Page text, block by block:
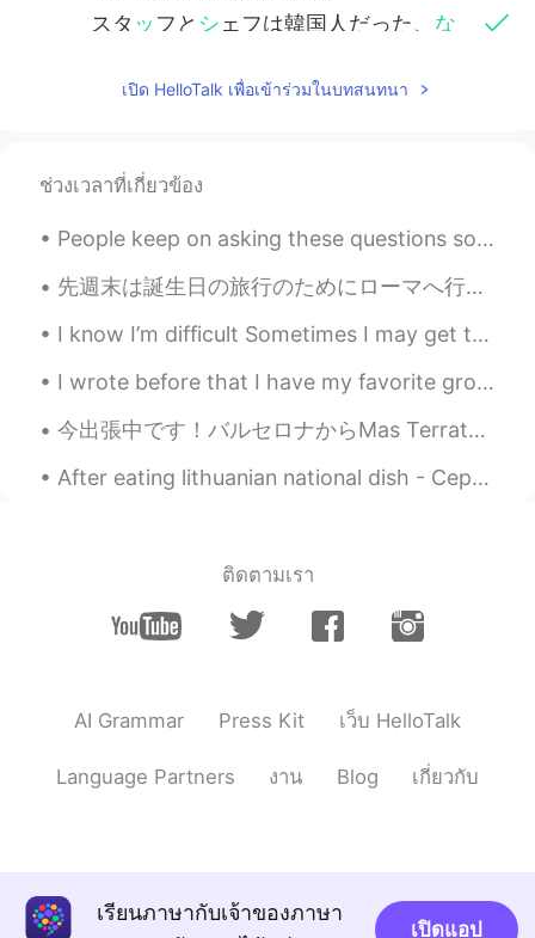
スタ ッ フと シ ェフは韓国人だった、 な
昨日、新しいバルセロナの韓国レスト
昨日、新しいバルセロナの韓国レスト
まし たので、まだ人気ではなくて、静
かな場所だった。
たばかりな ので、まだ人気ではなく
ェフは韓国人
เปิด HelloTalk เพื่อเข้าร่วมในบทสนทนา
ช่วงเวลาที่เกี่ยวข้อง
People keep on asking these questions so I decided to answer them again and pin it to my profile ...
先週末は誕生日の旅行のためにローマへ行ったよ。😄 とても感動した。この街の歴史はほんまに古代です。特にサン・ピエトロ大聖堂とコロシアムに行くことがオススメです。 サン・ピエトロ大聖堂は強いパワ...
I know I’m difficult Sometimes I may get too emotional and too acrid So I understand if you don’t...
I wrote before that I have my favorite group in my FB which is called Photos from Japan. There ar...
今出張中です！バルセロナからMas Terratsと言うのところに行った。半径10kmには森しかありません！ この旅行の理由はチーム仲良くなるのためです。 昔、このところはお金持ちの家族の土地だ...
After eating lithuanian national dish - Cepelinai.... My daughter in full knocked out😂🤣😂🤣😂🤣😂🤣
ติดตามเรา
AI Grammar Press Kit เว็บ HelloTalk
Language Partners งาน Blog เกี่ยวกับ
เรียนภาษากับเจ้าของภาษา
เปิดแอป